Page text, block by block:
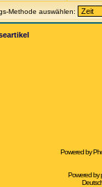
Methode auswählen:
Powered by
Powered by